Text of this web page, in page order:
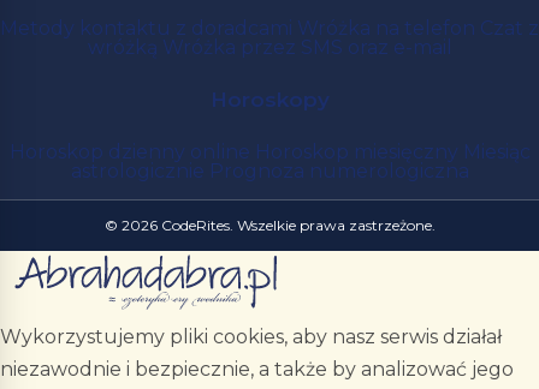
Metody kontaktu z doradcami Wróżka na telefon Czat z
wróżką Wróżka przez SMS oraz e-mail
Horoskopy
Horoskop dzienny online Horoskop miesięczny Miesiąc
astrologicznie Prognoza numerologiczna
© 2026 CodeRites. Wszelkie prawa zastrzeżone.
Wykorzystujemy pliki cookies, aby nasz serwis działał
niezawodnie i bezpiecznie, a także by analizować jego